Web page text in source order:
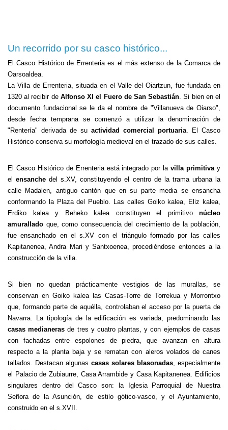
Un recorrido por su casco histórico...
El Casco Histórico de Errenteria es el más extenso de la Comarca de
Oarsoaldea.
La Villa de Errenteria, situada en el Valle del Oiartzun, fue fundada en
1320 al recibir de Alfonso XI el Fuero de San Sebastián. Si bien en el
documento fundacional se le da el nombre de "Villanueva de Oiarso",
desde fecha temprana se comenzó a utilizar la denominación de
"Rentería" derivada de su actividad comercial portuaria. El Casco
Histórico conserva su morfología medieval en el trazado de sus calles.
El Casco Histórico de Errenteria está integrado por lavilla primitivay
elensanche del s.XV, constituyendo el centro de la trama urbana la
calle Madalen, antiguo cantón que en su parte media se ensancha
conformando la Plaza del Pueblo. Las calles Goiko kalea, Eliz kalea,
Erdiko kalea y Beheko kalea constituyen el primitivo núcleo
amurallado que, como consecuencia del crecimiento de la población,
fue ensanchado en el s.XV con el triángulo formado por las calles
Kapitanenea, Andra Mari y Santxoenea, procediéndose entonces a la
construcción de la villa.
Si bien no quedan prácticamente vestigios de las murallas, se
conservan en Goiko kalea las Casas-Torre de Torrekua y Morrontxo
que, formando parte de aquélla, controlaban el acceso por la puerta de
Navarra. La tipología de la edificación es variada, predominando las
casas medianeras de tres y cuatro plantas, y con ejemplos de casas
con fachadas entre espolones de piedra, que avanzan en altura
respecto a la planta baja y se rematan con aleros volados de canes
tallados. Destacan algunas casas solares blasonadas, especialmente
el Palacio de Zubiaurre, Casa Arrambide y Casa Kapitanenea. Edificios
singulares dentro del Casco son: la Iglesia Parroquial de Nuestra
Señora de la Asunción, de estilo gótico-vasco, y el Ayuntamiento,
construido en el s.XVII.